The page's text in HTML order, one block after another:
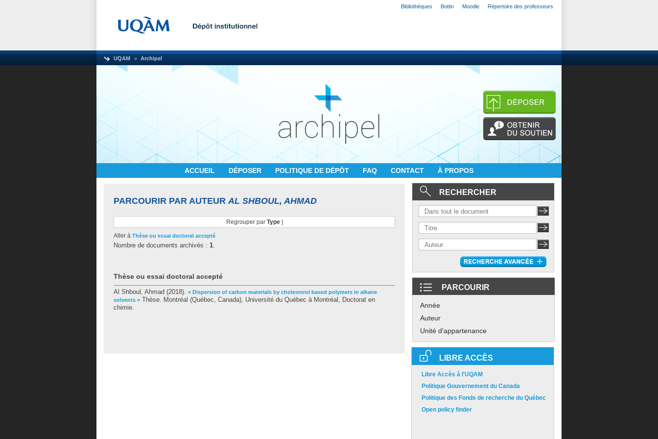
Bibliothèques Bottin Moodle Répertoire des professeurs
UQAM Archipel
ACCUEIL DÉPOSER POLITIQUE DE DÉPÔT FAQ CONTACT À PROPOS
PARCOURIR PAR AUTEURAL SHBOUL, AHMAD
Regrouper par Type|
Aller à Thèse ou essai doctoral accepté
Nombre de documents archivés : 1.
Thèse ou essai doctoral accepté
Al Shboul, Ahmad (2018). « Dispersion of carbon materials by cholesterol based polymers in alkane
solvents » Thèse. Montréal (Québec, Canada), Université du Québec à Montréal, Doctorat en
chimie.
RECHERCHER
PARCOURIR
Année
Auteur
Unité d'appartenance
LIBRE ACCÈS
Libre Accès à l'UQAM
Politique Gouvernement du Canada
Politique des Fonds de recherche du Québec
Open policy finder